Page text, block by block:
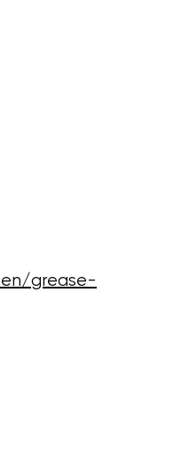
grease-